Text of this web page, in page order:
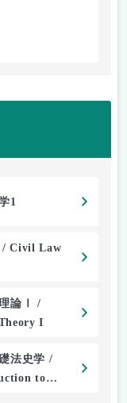
1
Civil Law
論Ⅰ /
I
法史学 /
to